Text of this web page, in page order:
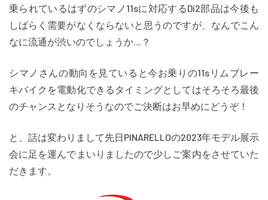
乗られているはずのシマノ11sに対応するDi2部品は今後も
しばらく需要がなくならないと思うのですが、なんでこん
なに流通が渋いのでしょうか…？
シマノさんの動向を見ていると今お乗りの11sリムブレー
キバイクを電動化できるタイミングとしてはそろそろ最後
のチャンスとなりそうなのでご決断はお早めにどうぞ！
と、話は変わりまして先日PINARELLOの2023年モデル展示
会に足を運んでまいりましたので少しご案内をさせていた
だきます。